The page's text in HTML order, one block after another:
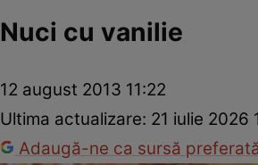
Nuci cu vanilie
12 august 2013 11:22
Ultima actualizare: 21 iulie 2026
Adaugă-ne ca sursă